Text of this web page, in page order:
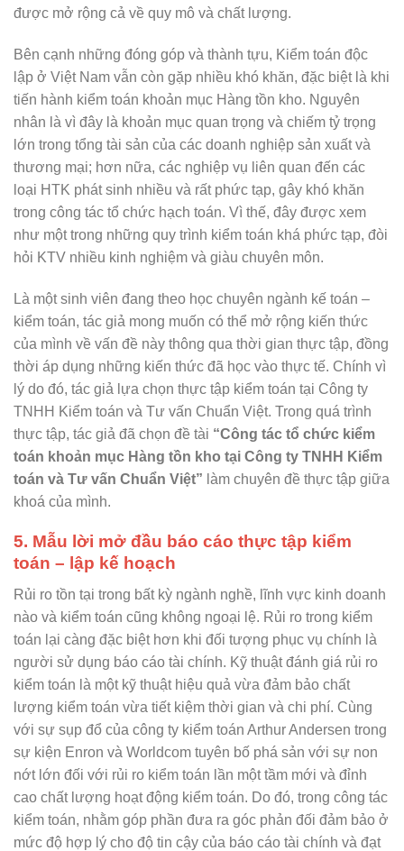
được mở rộng cả về quy mô và chất lượng.
Bên cạnh những đóng góp và thành tựu, Kiểm toán độc
lập ở Việt Nam vẫn còn gặp nhiều khó khăn, đặc biệt là khi
tiến hành kiểm toán khoản mục Hàng tồn kho. Nguyên
nhân là vì đây là khoản mục quan trọng và chiếm tỷ trọng
lớn trong tổng tài sản của các doanh nghiệp sản xuất và
thương mại; hơn nữa, các nghiệp vụ liên quan đến các
loại HTK phát sinh nhiều và rất phức tạp, gây khó khăn
trong công tác tổ chức hạch toán. Vì thế, đây được xem
như một trong những quy trình kiểm toán khá phức tạp, đòi
hỏi KTV nhiều kinh nghiệm và giàu chuyên môn.
Là một sinh viên đang theo học chuyên ngành kế toán –
kiểm toán, tác giả mong muốn có thể mở rộng kiến thức
của mình về vấn đề này thông qua thời gian thực tập, đồng
thời áp dụng những kiến thức đã học vào thực tế. Chính vì
lý do đó, tác giả lựa chọn thực tập kiểm toán tại Công ty
TNHH Kiểm toán và Tư vấn Chuẩn Việt. Trong quá trình
thực tập, tác giả đã chọn đề tài “Công tác tổ chức kiểm
toán khoản mục Hàng tồn kho tại Công ty TNHH Kiểm
toán và Tư vấn Chuẩn Việt” làm chuyên đề thực tập giữa
khoá của mình.
5. Mẫu lời mở đầu báo cáo thực tập kiểm
toán – lập kế hoạch
Rủi ro tồn tại trong bất kỳ ngành nghề, lĩnh vực kinh doanh
nào và kiểm toán cũng không ngoại lệ. Rủi ro trong kiểm
toán lại càng đặc biệt hơn khi đối tượng phục vụ chính là
người sử dụng báo cáo tài chính. Kỹ thuật đánh giá rủi ro
kiểm toán là một kỹ thuật hiệu quả vừa đảm bảo chất
lượng kiểm toán vừa tiết kiệm thời gian và chi phí. Cùng
với sự sụp đổ của công ty kiểm toán Arthur Andersen trong
sự kiện Enron và Worldcom tuyên bố phá sản với sự non
nớt lớn đối với rủi ro kiểm toán lần một tầm mới và đỉnh
cao chất lượng hoạt động kiểm toán. Do đó, trong công tác
kiểm toán, nhằm góp phần đưa ra góc phản đối đảm bảo ở
mức độ hợp lý cho độ tin cậy của báo cáo tài chính và đạt